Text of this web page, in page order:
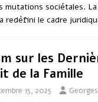
mutations sociétales.
redéfini le cadre
sur les
de la Famille
15, 2025